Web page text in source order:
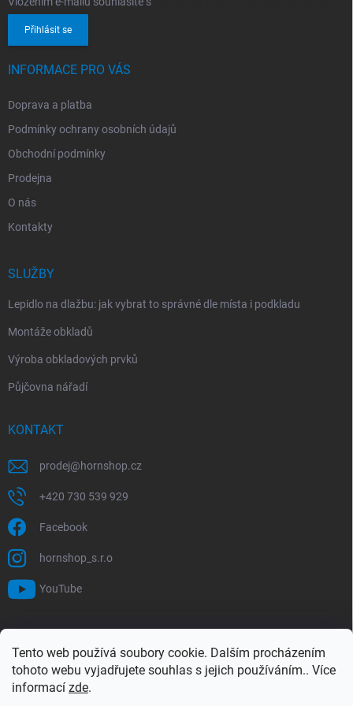
Tento web používá soubory cookie. Dalším procházením
tohoto webu vyjadřujete souhlas s jejich používáním.. Více
informací zde.
Přihlásit se
INFORMACE PRO VÁS
Doprava a platba
Podmínky ochrany osobních údajů
Obchodní podmínky
Prodejna
O nás
Kontakty
SLUŽBY
Lepidlo na dlažbu: jak vybrat to správné dle místa i podkladu
Montáže obkladů
Výroba obkladových prvků
Půjčovna nářadí
KONTAKT
prodej@hornshop.cz
+420 730 539 929
Facebook
hornshop_s.r.o
YouTube
Hledat